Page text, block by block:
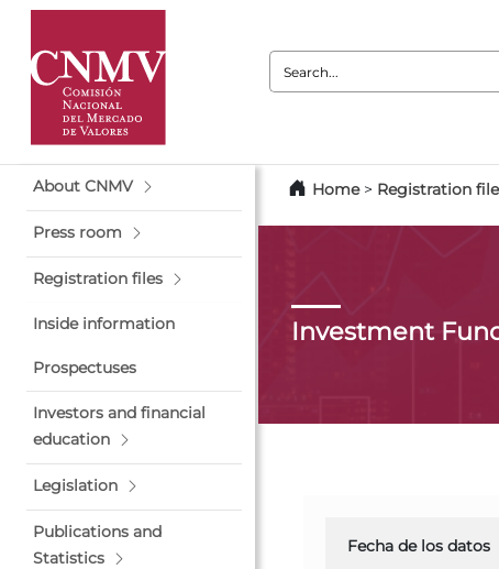
Search:
About CNMV
Press room
Registration files
Inside information
Prospectuses
Investors and financial
education
Legislation
Publications and
Statistics
Home> Registration
Investment
Fecha de los datos